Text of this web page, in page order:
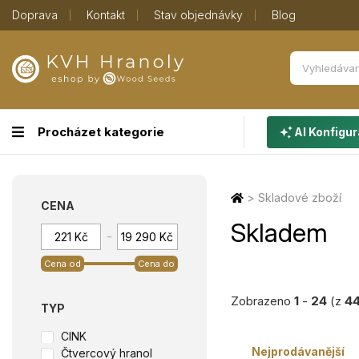
Doprava Kontakt Stav objednávky Blog
Procházet kategorie AI
> Skladové zboží
Skladem
Zobrazeno 1- 24(z
Nejprodávanější
CENA
-
Cena od Cena do
TYP
CINK
Čtvercový hranol